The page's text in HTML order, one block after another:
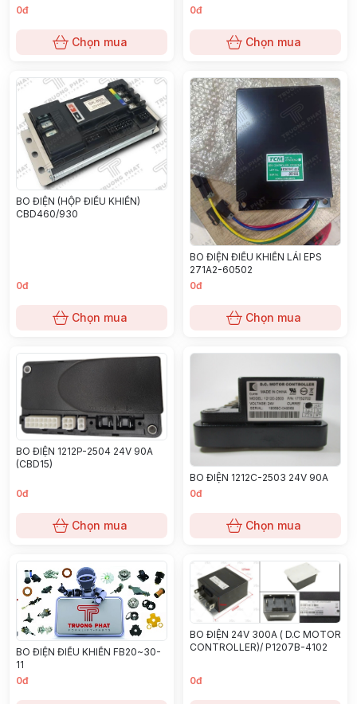
0đ
Chọn mua
0đ
Chọn mua
BO ĐIỆN (HỘP ĐIỀU KHIỂN)
CBD460/930
0đ
Chọn mua
BO ĐIỆN ĐIỀU KHIỂN LÁI EPS
271A2-60502
0đ
Chọn mua
BO ĐIỆN 1212P-2504 24V 90A
(CBD15)
0đ
Chọn mua
BO ĐIỆN 1212C-2503 24V 90A
0đ
Chọn mua
BO ĐIỆN ĐIỀU KHIỂN FB20~30-
11
0đ
BO ĐIỆN 24V 300A ( D.C MOTOR
CONTROLLER)/ P1207B-4102
0đ